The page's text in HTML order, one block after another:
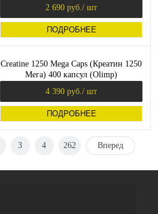
2 690 руб. / шт
ПОДРОБНЕЕ
Creatine 1250 Mega Caps (Креатин 1250
Мега) 400 капсул (Olimp)
4 390 руб. / шт
ПОДРОБНЕЕ
3 4 262 Вперед